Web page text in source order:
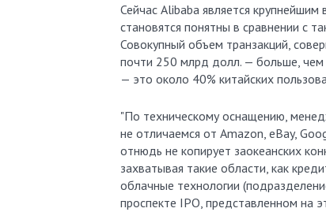
Сейчас Alibaba является
становятся понятны в сравнении с
Совокупный объем транзакций,
почти 250 млрд долл. — больше, чем
— это около 40% китайских
"По техническому оснащению,
не отличаемся от Amazon, eBay,
отнюдь не копирует заокеанских
захватывая такие области, как
облачные технологии
проспекте IPO, представленном на